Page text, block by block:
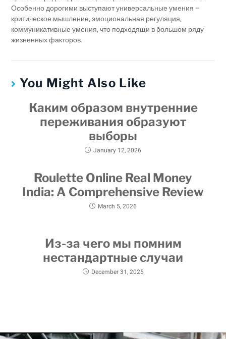
Особенно дорогими выступают универсальные умения –
критическое мышление, эмоциональная регуляция,
коммуникативные умения, что подходящи в большом ряду
жизненных факторов.
You Might Also Like
Каким образом внутренние
переживания образуют
выборы
January 12, 2026
Roulette Online Real Money
India: A Comprehensive Review
March 5, 2026
Из-за чего мы помним
нестандартные случаи
December 31, 2025